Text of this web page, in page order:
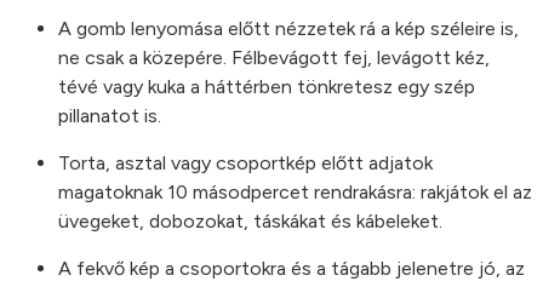
A gomb lenyomása előtt nézzetek rá a kép széleire is,
ne csak a közepére. Félbevágott fej, levágott kéz,
tévé vagy kuka a háttérben tönkretesz egy szép
pillanatot is.
Torta, asztal vagy csoportkép előtt adjatok
magatoknak 10 másodpercet rendrakásra: rakjátok el az
üvegeket, dobozokat, táskákat és kábeleket.
A fekvő kép a csoportokra és a tágabb jelenetre jó, az